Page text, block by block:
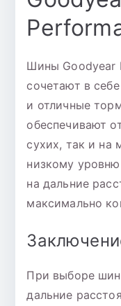
Шины Goodyear
сочетают в
и отличные
обеспечивают
сухих, так и на
низкому
на дальние
максимально
При выборе
дальние